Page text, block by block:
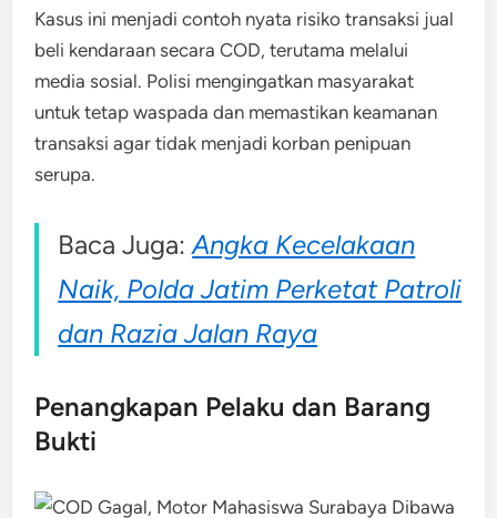
Kasus ini menjadi contoh nyata risiko transaksi jual
beli kendaraan secara COD, terutama melalui
media sosial. Polisi mengingatkan masyarakat
untuk tetap waspada dan memastikan keamanan
transaksi agar tidak menjadi korban penipuan
serupa.
Baca Juga:Angka Kecelakaan
Naik, Polda Jatim Perketat Patroli
dan Razia Jalan Raya
Penangkapan Pelaku dan Barang
Bukti